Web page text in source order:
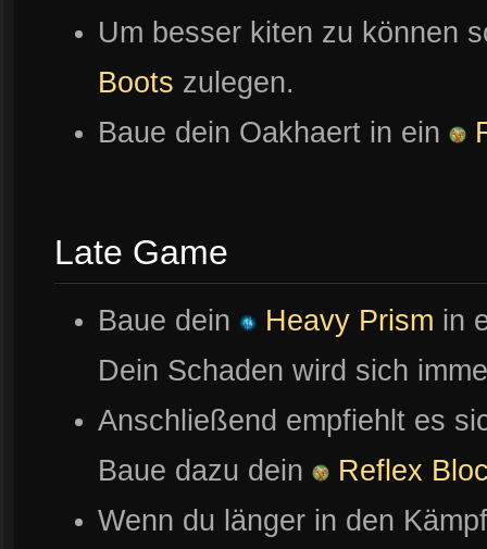
Um besser kiten zu können
Boots zulegen.
Baue dein Oakhaert in ein
Late Game
Baue dein Heavy Prism in
Dein Schaden wird sich
Anschließend empfiehlt es
Baue dazu dein
Reflex
Wenn du länger in den